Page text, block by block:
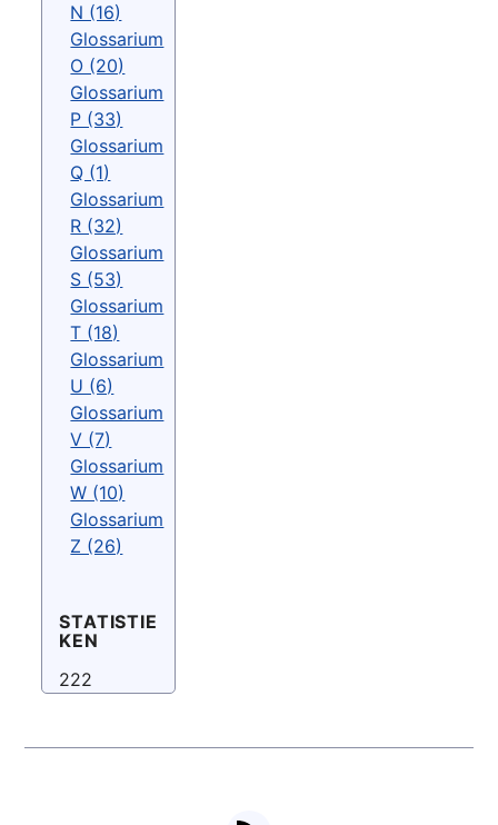
N (16)
Glossarium
O (20)
Glossarium
P (33)
Glossarium
Q (1)
Glossarium
R (32)
Glossarium
S (53)
Glossarium
T (18)
Glossarium
U (6)
Glossarium
V (7)
Glossarium
W (10)
Glossarium
Z (26)
STATISTIE
KEN
222